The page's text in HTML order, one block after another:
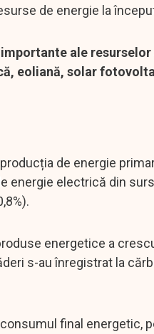
de energie la
ale
eoliană, solar
producția de energie
energie electrică din
energetice a
s-au înregistrat la
final energetic,